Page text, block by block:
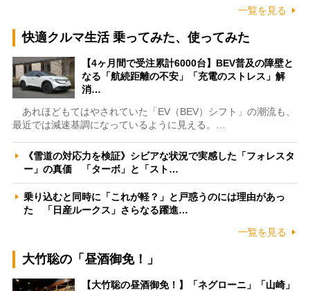
一覧を見る
快適クルマ生活 乗ってみた、使ってみた
【4ヶ月間で受注累計6000台】BEV普及の障壁と
なる「航続距離の不安」「充電のストレス」解
消…
あれほどもてはやされていた「EV（BEV）シフト」の潮流も、
最近では減速基調になっているように見える。…
《雪道の対応力を検証》シビアな状況で実感した「フォレスタ
ー」の真価 「ターボ」と「スト…
乗り込むと同時に「これが軽？」と戸惑うのには理由があっ
た 「日産ルークス」さらなる躍進…
一覧を見る
大竹聡の「昼酒御免！」
【大竹聡の昼酒御免！】「ネグローニ」「山崎」